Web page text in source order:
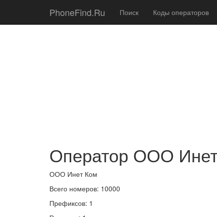
PhoneFind.Ru Поиск Коды операторов
Оператор ООО
ООО Инет Ком
Всего номеров: 10000
Префиксов: 1